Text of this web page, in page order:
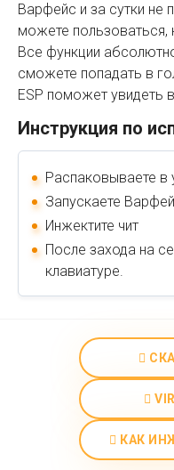
Варфейс и за сутки не
можете пользоваться,
Все функции
сможете попадать в
ESP поможет увидеть
Инструкция по
Распаковываете в
Запускаете
Инжектите чит
После захода на
клавиатуре.
КАК